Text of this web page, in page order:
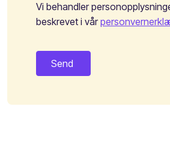
Vi behandler
beskrevet i vår